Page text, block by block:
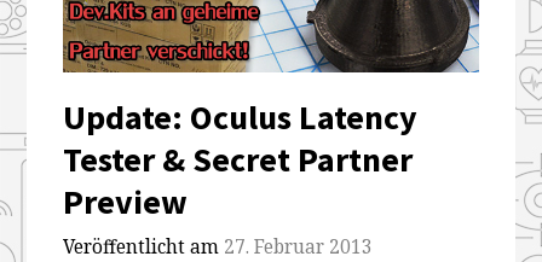
previewpreviewpreviewpreview
Update: Oculus Latency
Tester & Secret Partner
Preview
Veröffentlicht am 27. Februar 2013